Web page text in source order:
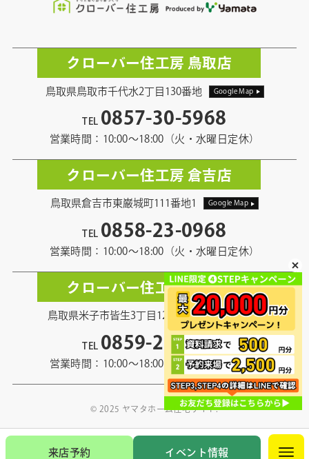
クローバー住工房 鳥取店
鳥取県鳥取市千代水2丁目130番地 Google Map
TEL 0857-30-5968
営業時間：10:00〜18:00（火・水曜日定休）
クローバー住工房 倉吉店
鳥取県倉吉市東巌城町111番地1 Google Map
TEL 0858-23-0968
営業時間：10:00〜18:00（火・水曜日定休）
クローバー住工房 米子店
鳥取県米子市皆生3丁目12番地13 Google Map
TEL 0859-21-5968
営業時間：10:00〜18:00（火・水曜日定休）
© 2025 ヤマタホーム住宅サイト.
来店予約 イベント情報